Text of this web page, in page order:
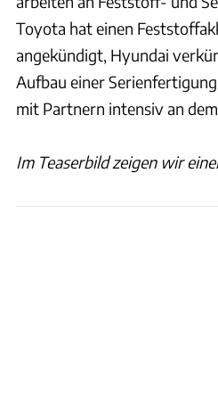
Toyota hat einen
angekündigt, Hyundai
Aufbau einer
mit Partnern intensiv an
Im Teaserbild zeigen wir